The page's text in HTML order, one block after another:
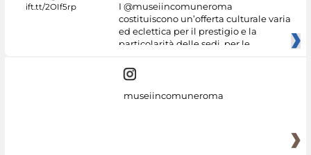
I @museiincomuneroma
costituiscono un’offerta culturale varia
ed eclettica per il prestigio e la
particolarità delle sedi, per le
museiincomuneroma